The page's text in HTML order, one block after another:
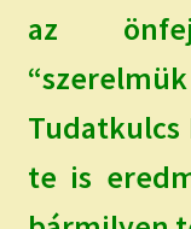
az
te is